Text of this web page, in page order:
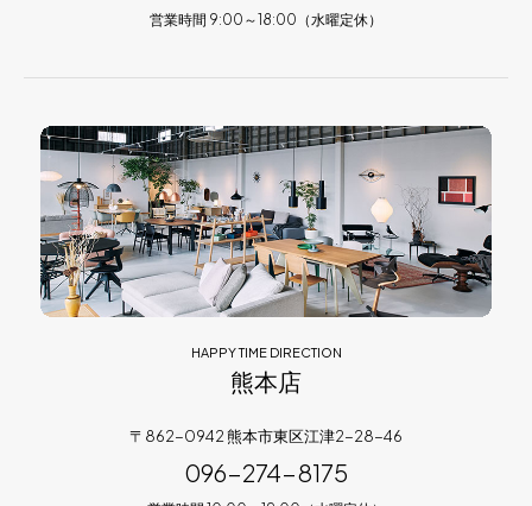
営業時間 9:00～18:00（水曜定休）
HAPPY TIME DIRECTION
熊本店
〒862-0942 熊本市東区江津2-28-46
096-274-8175